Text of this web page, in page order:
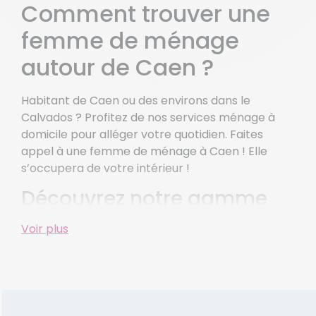
St Contest
Voir plus de villes
Comment trouver une
femme de ménage
autour de Caen ?
Habitant de Caen ou des environs dans le
Calvados ? Profitez de nos services ménage à
domicile pour alléger votre quotidien. Faites
appel à une femme de ménage à Caen ! Elle
s’occupera de votre intérieur !
Découvrez notre gamme
de services d’aide à
Voir plus